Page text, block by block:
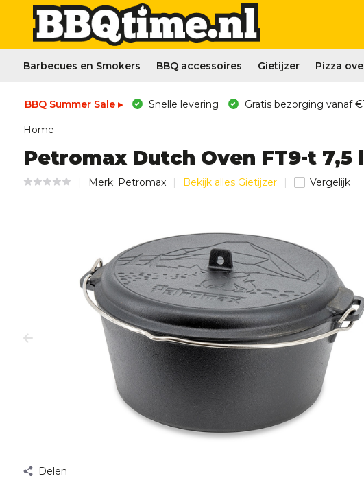
Barbecues en Smokers BBQ accessoires Gietijzer Pizza
BBQ Summer Sale ▸ Snelle levering Gratis bezorging vanaf
Home
Petromax Dutch Oven FT9-t
Merk: Petromax Bekijk alles Gietijzer Vergelijk
Delen